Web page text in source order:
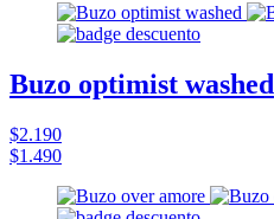
Buzo optimist washed
$2.190
$1.490